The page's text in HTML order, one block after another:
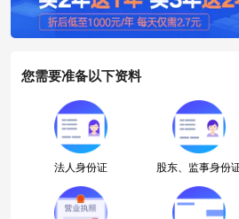
您需要准备以下资料
法人身份证 股东、监事身份